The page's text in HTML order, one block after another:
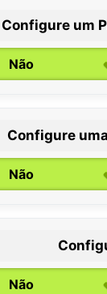
0 / 6 meses
Configure um
Não
Configure
Não
Não